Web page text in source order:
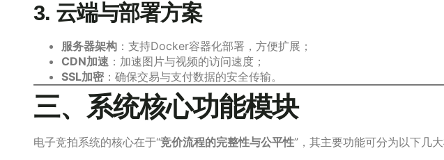
3. 云端与部署方案
服务器架构 ：支持Docker容器化部署，方便扩展；
CDN加速 ：加速图片与视频的访问速度；
SSL加密：确保交易与支付数据的安全传输。
三、系统核心功能模块
电子竞拍系统的核心在于“竞价流程的完整性与公平性”，其主要功能可分为以下几大